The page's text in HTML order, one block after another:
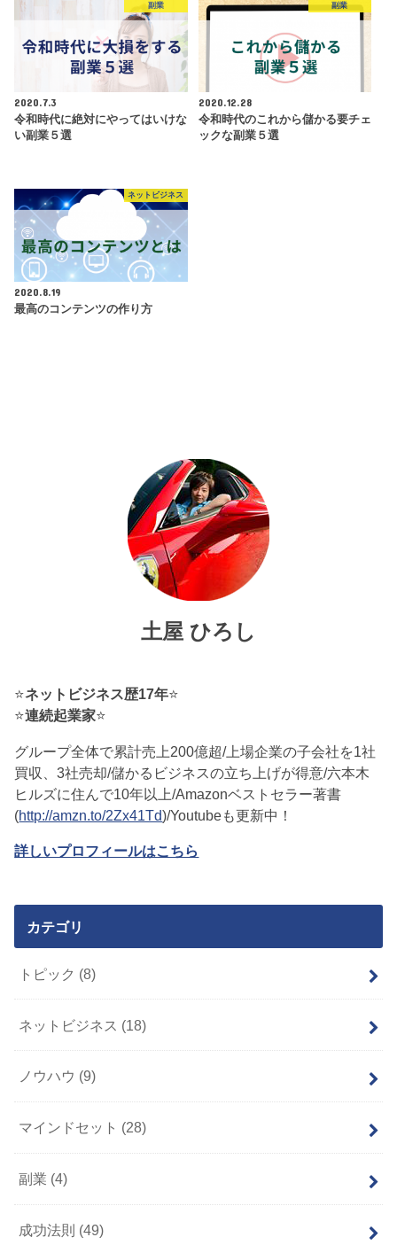
副業
2020.7.3
令和時代に絶対にやってはいけな
い副業５選
副業
2020.12.28
令和時代のこれから儲かる要チェ
ックな副業５選
ネットビジネス
2020.8.19
最高のコンテンツの作り方
土屋 ひろし
⭐ネットビジネス歴17年⭐
⭐連続起業家⭐
グループ全体で累計売上200億超/上場企業の子会社を1社
買収、3社売却/儲かるビジネスの立ち上げが得意/六本木
ヒルズに住んで10年以上/Amazonベストセラー著書
(http://amzn.to/2Zx41Td)/Youtubeも更新中！
詳しいプロフィールはこちら
カテゴリ
トピック (8)
ネットビジネス (18)
ノウハウ (9)
マインドセット (28)
副業 (4)
成功法則 (49)